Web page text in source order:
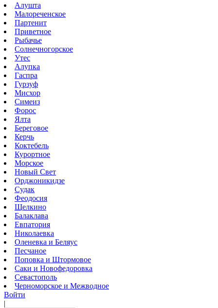
Алушта
Малореченское
Партенит
Приветное
Рыбачье
Солнечногорское
Утес
Алупка
Гаспра
Гурзуф
Мисхор
Симеиз
Форос
Ялта
Береговое
Керчь
Коктебель
Курортное
Морское
Новый Свет
Орджоникидзе
Судак
Феодосия
Щелкино
Балаклава
Евпатория
Николаевка
Оленевка и Беляус
Песчаное
Поповка и Штормовое
Саки и Новофедоровка
Севастополь
Черноморское и Межводное
Войти
|